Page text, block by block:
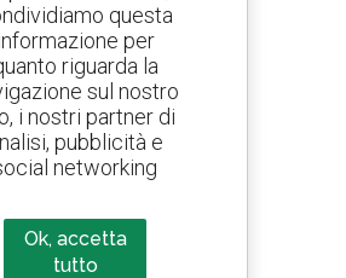
Crea avvisi
di materiale d'occasione
800 concessionari
Manitou nel mondo
questa
per
riguarda la
sul nostro
i nostri partner di
pubblicità e
networking
Ok, accetta
tutto